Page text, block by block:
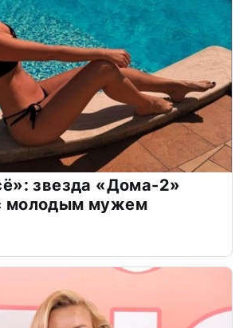
звезда «Дома-2»
молодым мужем